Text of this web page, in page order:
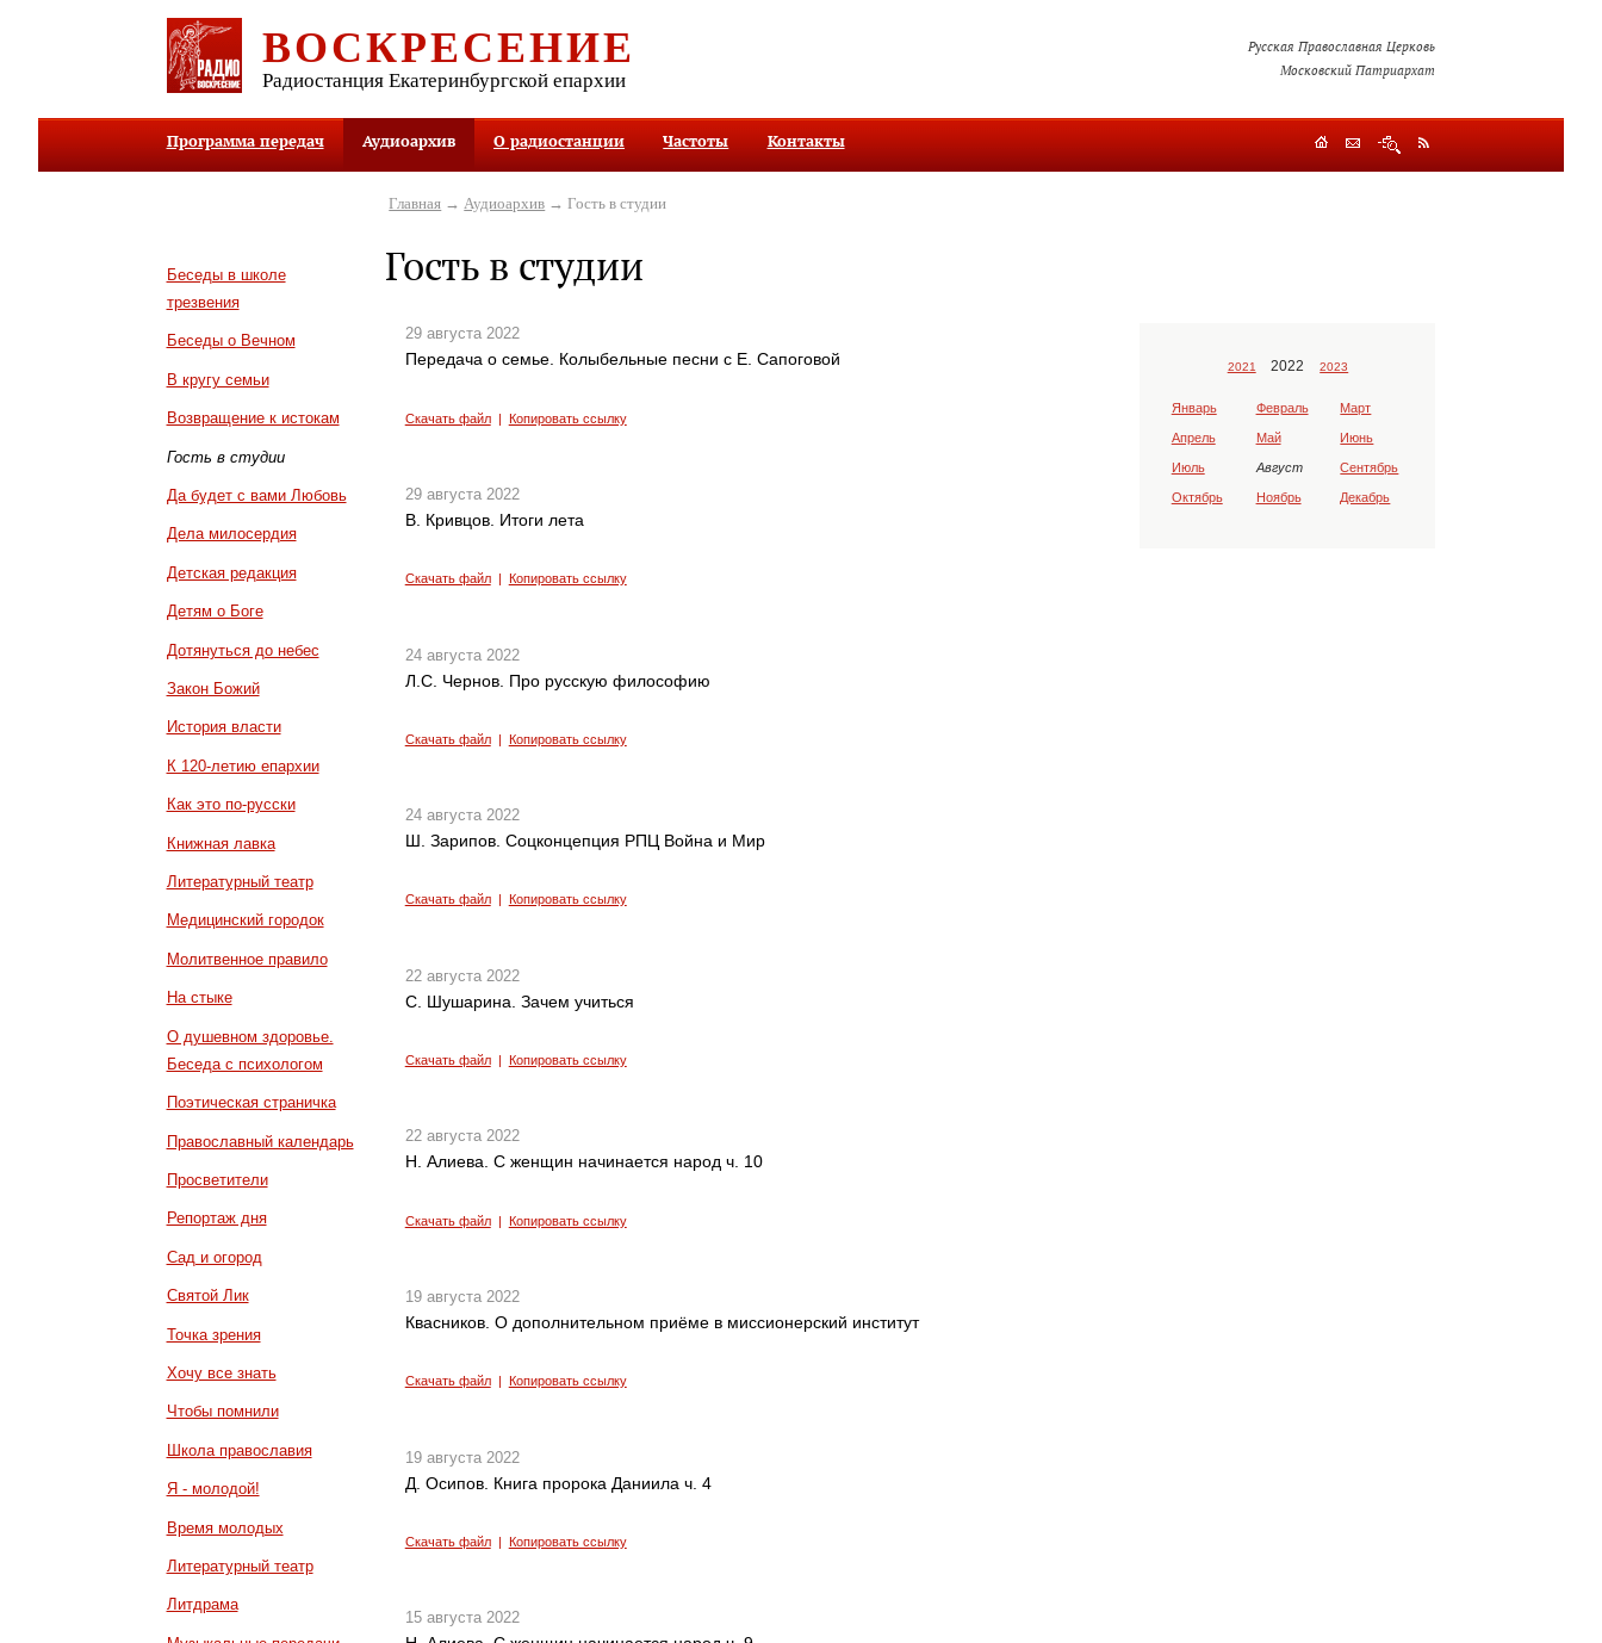
ВОСКРЕСЕНИЕ
Радиостанция Екатеринбургской епархии
Русская Православная Церковь
Московский Патриархат
Программа передач Аудиоархив О радиостанции Частоты Контакты
Беседы в школе
трезвения
Беседы о Вечном
В кругу семьи
Возвращение к истокам
Гость в студии
Да будет с вами Любовь
Дела милосердия
Детская редакция
Детям о Боге
Дотянуться до небес
Закон Божий
История власти
К 120-летию епархии
Как это по-русски
Книжная лавка
Литературный театр
Медицинский городок
Молитвенное правило
На стыке
О душевном здоровье.
Беседа с психологом
Поэтическая страничка
Православный календарь
Просветители
Репортаж дня
Сад и огород
Святой Лик
Точка зрения
Хочу все знать
Чтобы помнили
Школа православия
Я - молодой!
Время молодых
Литературный театр
Литдрама
Главная → Аудиоархив → Гость в студии
Гость в студии
29 августа 2022
Передача о семье. Колыбельные песни с Е. Сапоговой
Скачать файл| Копировать ссылку
29 августа 2022
В. Кривцов. Итоги лета
Скачать файл| Копировать ссылку
24 августа 2022
Л.С. Чернов. Про русскую философию
Скачать файл| Копировать ссылку
24 августа 2022
Ш. Зарипов. Соцконцепция РПЦ Война и Мир
Скачать файл| Копировать ссылку
22 августа 2022
С. Шушарина. Зачем учиться
Скачать файл| Копировать ссылку
22 августа 2022
Н. Алиева. С женщин начинается народ ч. 10
Скачать файл| Копировать ссылку
19 августа 2022
Квасников. О дополнительном приёме в миссионерский институт
Скачать файл| Копировать ссылку
19 августа 2022
Д. Осипов. Книга пророка Даниила ч. 4
Скачать файл| Копировать ссылку
15 августа 2022
2021 2022 2023
Январь Февраль Март
Апрель Май Июнь
Июль Август Сентябрь
Октябрь Ноябрь Декабрь